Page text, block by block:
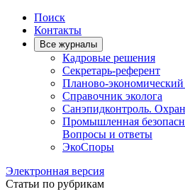
Поиск
Контакты
Все журналы
Кадровые решения
Секретарь-референт
Планово-экономический
Справочник эколога
Санэпидконтроль.
Промышленная
Вопросы и ответы
ЭкоСпоры
Электронная версия
Статьи по рубрикам